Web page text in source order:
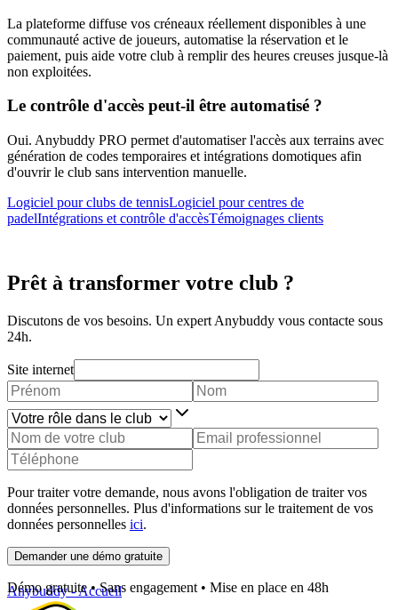
La plateforme diffuse vos créneaux réellement disponibles à une
communauté active de joueurs, automatise la réservation et le
paiement, puis aide votre club à remplir des heures creuses jusque-là
non exploitées.
Le contrôle d'accès peut-il être automatisé ?
Oui. Anybuddy PRO permet d'automatiser l'accès aux terrains avec
génération de codes temporaires et intégrations domotiques afin
d'ouvrir le club sans intervention manuelle.
Logiciel pour clubs de tennisLogiciel pour centres de
padelIntégrations et contrôle d'accèsTémoignages clients
Prêt à transformer votre club ?
Discutons de vos besoins. Un expert Anybuddy vous contacte sous
24h.
Site internet
Pour traiter votre demande, nous avons l'obligation de traiter vos
données personnelles. Plus d'informations sur le traitement de vos
données personnelles ici.
Demander une démo gratuite
Démo gratuite • Sans engagement • Mise en place en 48h
Anybuddy - Accueil